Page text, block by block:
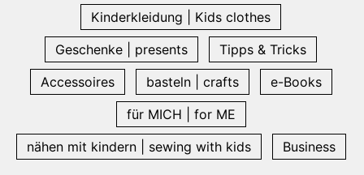
Kinderkleidung | Kids clothes
Geschenke | presents
Tipps & Tricks
Accessoires
basteln | crafts
e-Books
für MICH | for ME
nähen mit kindern | sewing with kids
Business